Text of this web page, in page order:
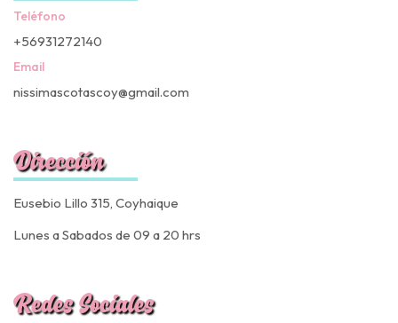
Teléfono
+56931272140
Email
nissimascotascoy@gmail.com
Dirección
Eusebio Lillo 315, Coyhaique
Lunes a Sabados de 09 a 20 hrs
Redes Sociales